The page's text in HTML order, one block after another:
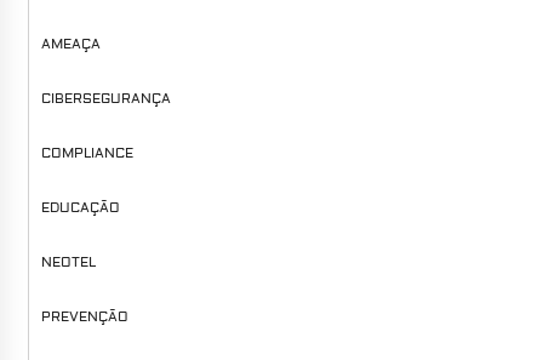
AMEAÇA
CIBERSEGURANÇA
COMPLIANCE
EDUCAÇÃO
NEOTEL
PREVENÇÃO